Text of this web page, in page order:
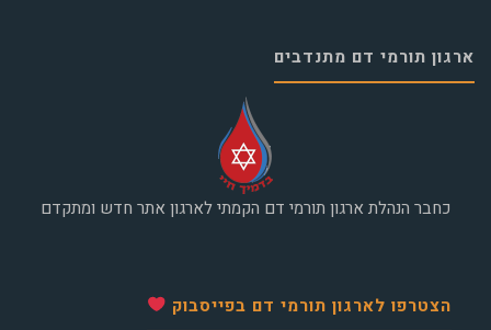
ארגון תורמי דם מתנדבים
כחבר הנהלת ארגון תורמי דם הקמתי לארגון אתר חדש ומתקדם
הצטרפו לארגון תורמי דם בפייסבוק